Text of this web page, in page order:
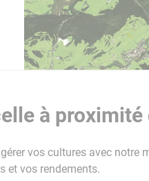
à
vos cultures avec notre
et vos rendements.